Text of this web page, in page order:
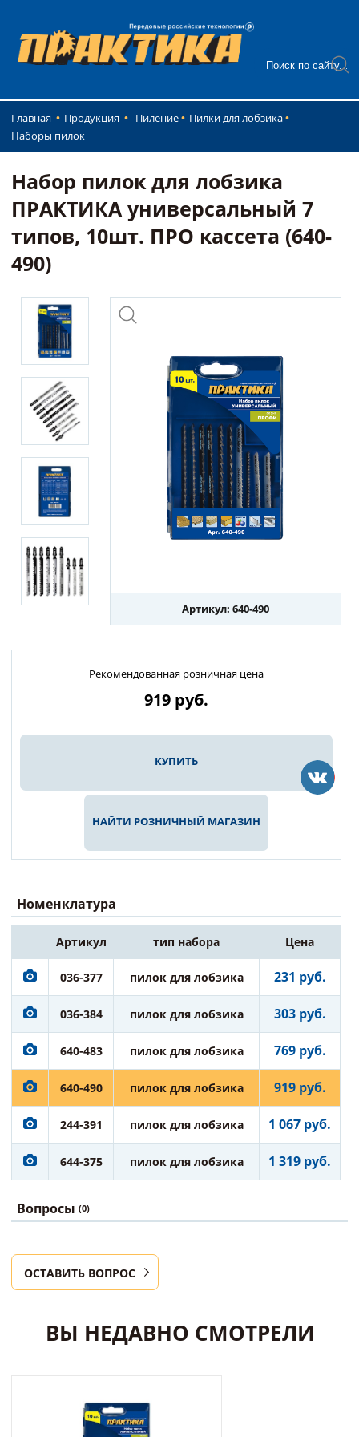
Главная Продукция Пиление
Пилки для лобзика
Наборы пилок
Набор пилок для лобзика
ПРАКТИКА универсальный 7
типов, 10шт. ПРО кассета (640-
490)
Артикул: 640-490
Рекомендованная розничная цена
919 руб.
КУПИТЬ
НАЙТИ РОЗНИЧНЫЙ МАГАЗИН
Номенклатура
Артикул тип набора Цена
036-377 пилок для лобзика 231 руб.
036-384 пилок для лобзика 303 руб.
640-483 пилок для лобзика 769 руб.
640-490 пилок для лобзика 919 руб.
244-391 пилок для лобзика 1 067 руб.
644-375 пилок для лобзика 1 319 руб.
Вопросы (0)
ОСТАВИТЬ ВОПРОС
ВЫ НЕДАВНО СМОТРЕЛИ